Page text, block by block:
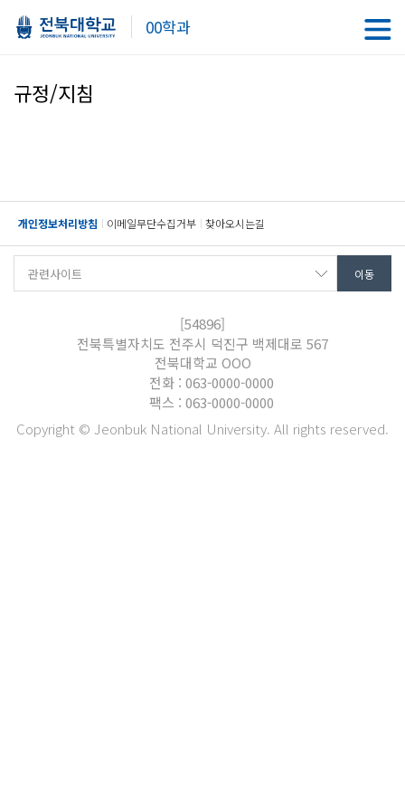
00학과
규정/지침
개인정보처리방침 이메일무단수집거부 찾아오시는길
[54896]
전북특별자치도 전주시 덕진구 백제대로 567
전북대학교 OOO
전화 : 063-0000-0000
팩스 : 063-0000-0000
Copyright © Jeonbuk National University. All rights reserved.